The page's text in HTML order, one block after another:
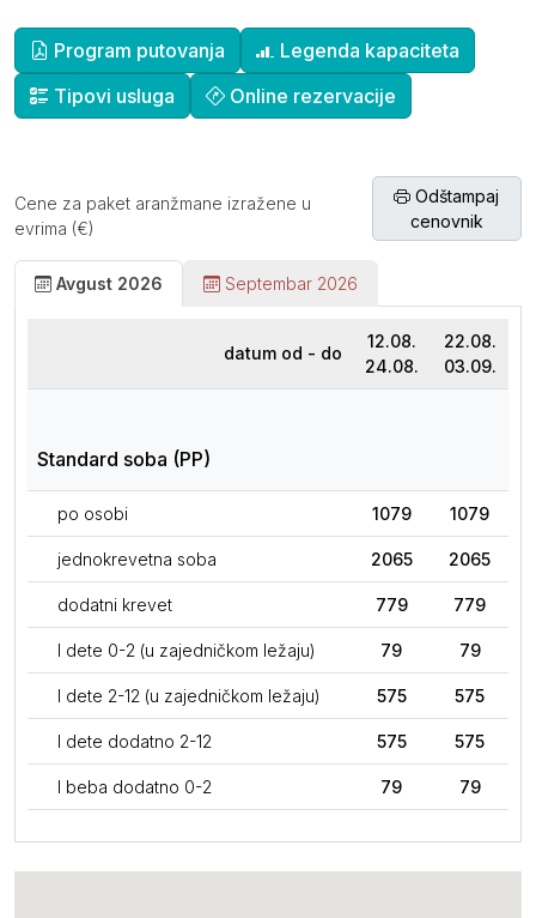
Cene za paket aranžmane izražene u
evrima (€)
Odštampaj
cenovnik
Avgust 2026 Septembar 2026
datum od - do
12.08.
24.08.
22.08.
03.09.
Standard soba (PP)
po osobi 1079 1079
jednokrevetna soba 2065 2065
dodatni krevet 779 779
I dete 0-2 (u zajedničkom ležaju) 79 79
I dete 2-12 (u zajedničkom ležaju) 575 575
I dete dodatno 2-12 575 575
I beba dodatno 0-2 79 79
Dopunske informacije
Program putovanja
Legenda kapaciteta
Tipovi usluga
Online rezervacije